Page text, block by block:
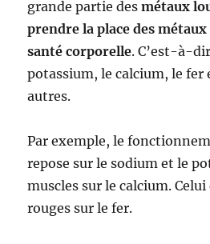
grande partie desmétaux
prendre la place des
santé corporelle. C’est-à-
potassium, le calcium, le fer
autres.
Par exemple, le
repose sur le sodium et le
muscles sur le calcium.
rouges sur le fer.